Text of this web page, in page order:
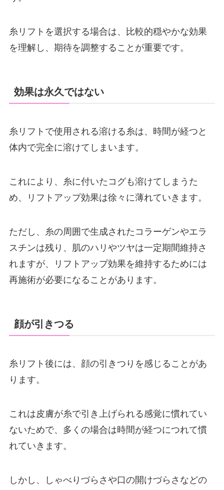
糸リフトを選択する場合は、比較的穏やかな効果
を理解し、期待を調整することが重要です。
効果は永久ではない
糸リフトで使用される溶ける糸は、時間が経つと
体内で完全に溶けてしまいます。
これにより、糸に付いたコグも溶けてしまうた
め、リフトアップ効果は徐々に薄れていきます。
ただし、糸の周囲で生成されたコラーゲンやエラ
スチンは残り、肌のハリやツヤは一定期間維持さ
れますが、リフトアップ効果を維持するためには
再施術が必要になることがあります。
顔が引きつる
糸リフト後には、顔の引きつりを感じることがあ
ります。
これは皮膚が糸で引き上げられる感覚に慣れてい
ないためで、多くの場合は時間が経つにつれて慣
れていきます。
しかし、しゃべりづらさや口の開けづらさなどの